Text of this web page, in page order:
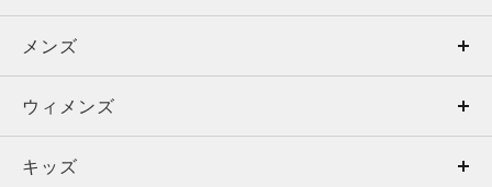
できます。（紐でもウエストは調整可）
ーパンツという作りで、あまりジャージ/パジャマ感は出ませ
メンズ
ウィメンズ
キッズ
メンズ
トップス
ボトムス
ウィメンズ
トップス
キッズ